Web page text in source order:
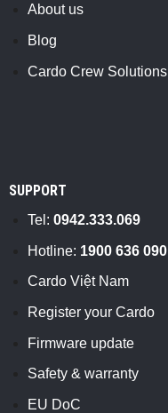
About us
Blog
Cardo Crew Solutions
SUPPORT
Tel: 0942.333.069
Hotline: 1900 636 090
Cardo Việt Nam
Register your Cardo
Firmware update
Safety & warranty
EU DoC